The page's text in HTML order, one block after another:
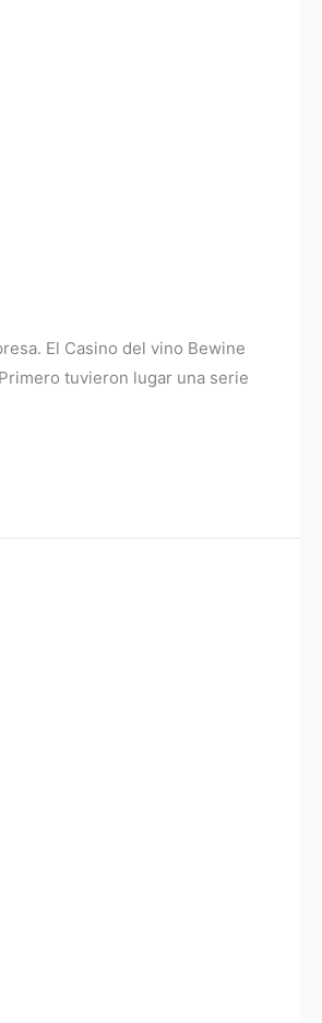
El Casino del vino Bewine
tuvieron lugar una serie